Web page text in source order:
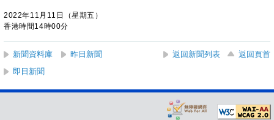
2022年11月11日（星期五）
香港時間14時00分
新聞資料庫 昨日新聞 返回新聞列表
返回頁首
即日新聞